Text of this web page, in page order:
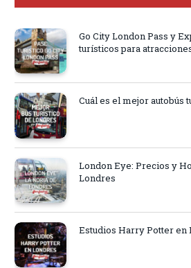
Go City London Pass y
turísticos para
Cuál es el mejor autobús
London Eye: Precios y
Londres
Estudios Harry Potter en